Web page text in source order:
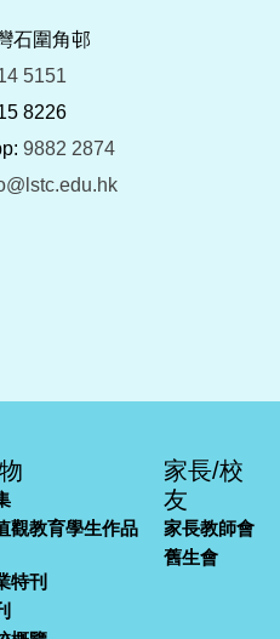
石圍角邨
5151
8226
9882 2874
觀教育學生作品
特刊
家長/校
友
家長教師會
舊生會